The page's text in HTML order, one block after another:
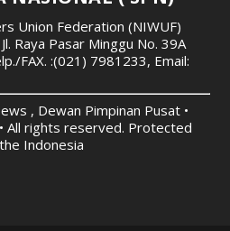
Union Federation (NIWUF)
Raya Pasar Minggu No. 39A
FAX. :(021) 7981233, Email:
, Dewan Pimpinan Pusat •
All rights reserved. Protected
Indonesia